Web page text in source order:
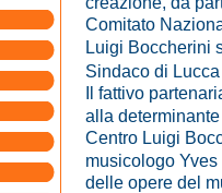
Comitato
Luigi Boccherini
Sindaco di
Il fattivo
alla
Centro Luigi
musicologo
delle opere del